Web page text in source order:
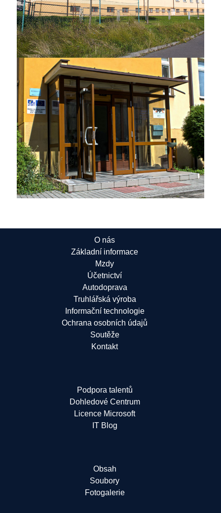
O nás
Základní informace
Mzdy
Účetnictví
Autodoprava
Truhlářská výroba
Informační technologie
Ochrana osobních údajů
Soutěže
Kontakt
Podpora talentů
Dohledové Centrum
Licence Microsoft
IT Blog
Obsah
Soubory
Fotogalerie